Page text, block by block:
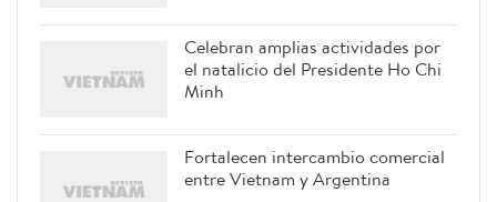
Celebran amplias actividades por
el natalicio del Presidente Ho Chi
Minh
Fortalecen intercambio comercial
entre Vietnam y Argentina